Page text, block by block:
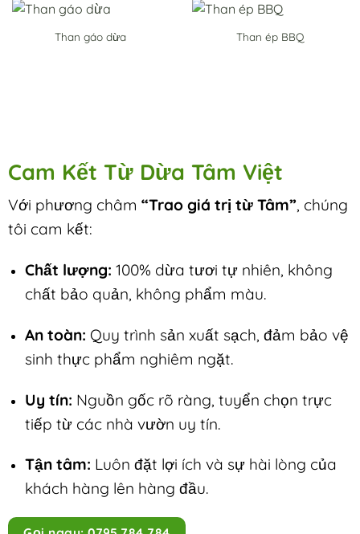
Than gáo dừa Than ép BBQ
Cam Kết Từ Dừa Tâm Việt
Với phương châm “Trao giá trị từ Tâm”, chúng
tôi cam kết:
Chất lượng: 100% dừa tươi tự nhiên, không
chất bảo quản, không phẩm màu.
An toàn: Quy trình sản xuất sạch, đảm bảo vệ
sinh thực phẩm nghiêm ngặt.
Uy tín: Nguồn gốc rõ ràng, tuyển chọn trực
tiếp từ các nhà vườn uy tín.
Tận tâm: Luôn đặt lợi ích và sự hài lòng của
khách hàng lên hàng đầu.